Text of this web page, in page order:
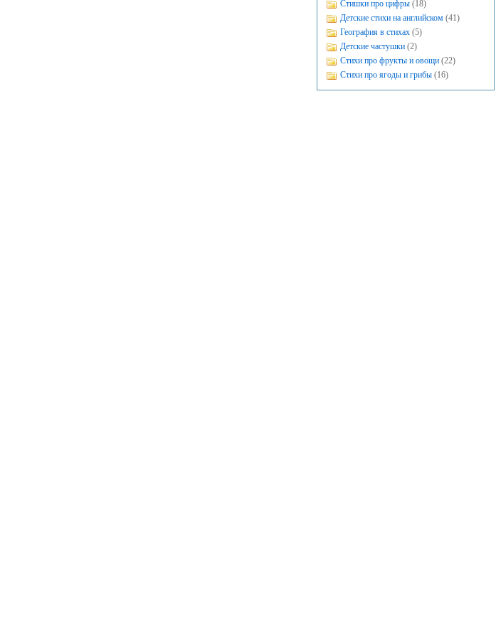
Стишки про цифры (18)
Детские стихи на английском (41)
География в стихах (5)
Детские частушки (2)
Стихи про фрукты и овощи (22)
Стихи про ягоды и грибы (16)